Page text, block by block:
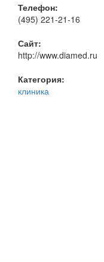
Телефон:
(495) 221-21-16
Сайт:
http://www.diamed.ru
Категория:
клиника